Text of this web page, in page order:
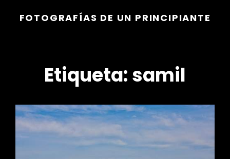
FOTOGRAFÍAS DE UN PRINCIPIANTE
Etiqueta:samil